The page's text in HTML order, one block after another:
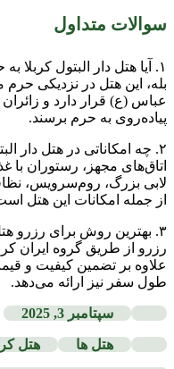
سوالات متداول
۱. آیا هتل دار البتول کربلا به حرم نزدیک است؟
بله، این هتل در نزدیکی
عباس (ع) قرار دارد و زائران
پیاده‌روی به حرم برسند.
۲. چه امکاناتی در هتل دار البتول ارائه می‌شود؟
اتاق‌های مجهز، رستوران با
لابی بزرگ، روم‌سرویس،
از جمله امکانات این هتل
۳. بهترین روش برای رزرو هتل دار البتول کربلا چیست؟
رزرو از طریق گروه ایران
علاوه بر تضمین کیفیت و
طول سفر نیز ارائه می‌دهد.
سپتامبر 3, 2025
هتل ها هتل